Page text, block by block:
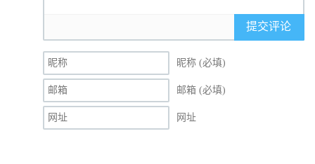
提交评论
昵称 (必填)
邮箱 (必填)
网址